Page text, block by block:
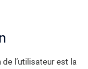
l’utilisateur est la